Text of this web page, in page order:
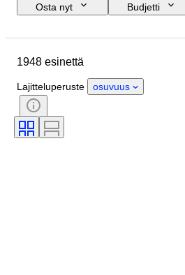
Osta nyt
Budjetti
Alkuperämaa
Kunto
Kivi
Sertifiointi
Tyylisuuntaus
Vaatekoko
1948 esinettä
Lajitteluperuste osuvuus